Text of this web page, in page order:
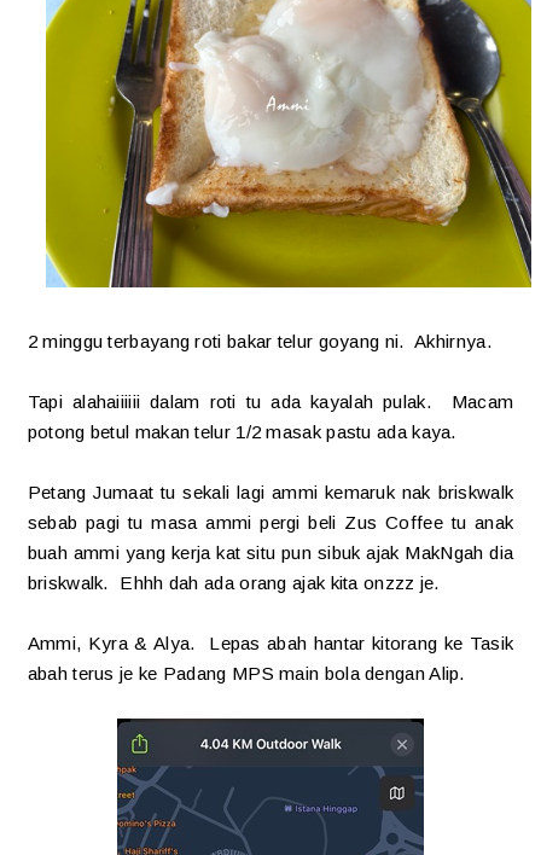
2 minggu terbayang roti bakar telur goyang ni. Akhirnya.
Tapi alahaiiiiii dalam roti tu ada kayalah pulak. Macam
potong betul makan telur 1/2 masak pastu ada kaya.
Petang Jumaat tu sekali lagi ammi kemaruk nak briskwalk
sebab pagi tu masa ammi pergi beli Zus Coffee tu anak
buah ammi yang kerja kat situ pun sibuk ajak MakNgah dia
briskwalk. Ehhh dah ada orang ajak kita onzzz je.
Ammi, Kyra & Alya. Lepas abah hantar kitorang ke Tasik
abah terus je ke Padang MPS main bola dengan Alip.